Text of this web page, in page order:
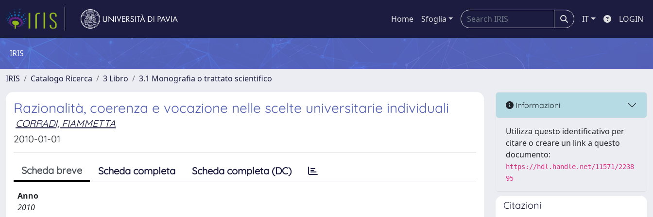
Home Sfoglia IT LOGIN
IRIS
IRIS Catalogo Ricerca 3 Libro 3.1 Monografia o trattato scientifico
Razionalità, coerenza e vocazione nelle scelte universitarie individuali
CORRADI, FIAMMETTA
2010-01-01
Scheda breve Scheda completa Scheda completa (DC)
Anno
2010
Informazioni
Utilizza questo identificativo per
citare o creare un link a questo
documento:
https://hdl.handle.net/11571/2238
95
Citazioni